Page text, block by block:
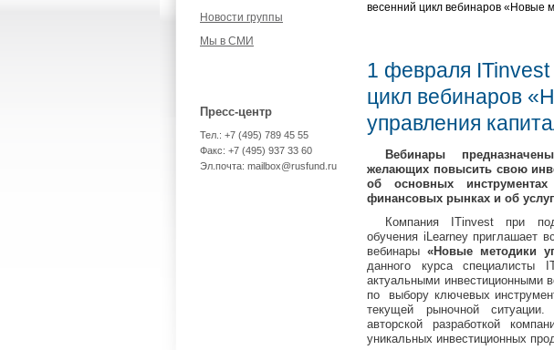
Новости группы
Мы в СМИ
Пресс-центр
Тел.: +7 (495) 789 45 55
Факс: +7 (495) 937 33 60
Эл.почта: mailbox@rusfund.ru
весенний цикл вебинаров «Новые
1 февраля ITinvest
цикл вебинаров
управления
Вебинары
желающих повысить свою
об основных
финансовых рынках и об
Компания ITinvest при
обучения iLearney приглашает
вебинары «Новые методики
данного курса специалисты
актуальными инвестиционными
по выбору ключевых
текущей рыночной
авторской разработкой
уникальных инвестиционных